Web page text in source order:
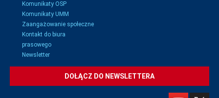
Komunikaty OSP
Komunikaty UMM
Zaangażowanie społeczne
Kontakt do biura
prasowego
Newsletter
DOŁĄCZ DO NEWSLETTERA